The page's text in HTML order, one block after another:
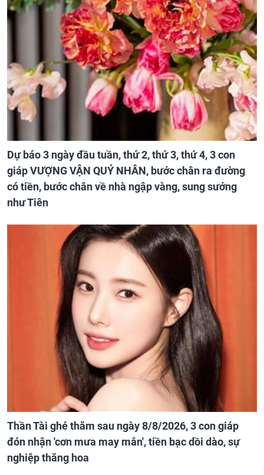
Dự báo 3 ngày đầu tuần, thứ 2, thứ 3, thứ 4, 3 con
giáp VƯỢNG VẬN QUÝ NHÂN, bước chân ra đường
có tiền, bước chân về nhà ngập vàng, sung sướng
như Tiên
Thần Tài ghé thăm sau ngày 8/8/2026, 3 con giáp
đón nhận 'cơn mưa may mắn', tiền bạc dồi dào, sự
nghiệp thăng hoa